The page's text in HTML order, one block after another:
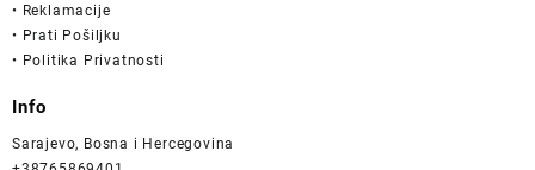
• Reklamacije
• Prati Pošiljku
• Politika Privatnosti
Info
Sarajevo, Bosna i Hercegovina